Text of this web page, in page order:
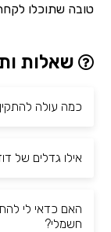
טובה שתוכלו
שאלות
כמה עולה
אילו גדלים של
האם כדאי לי
חשמלי?